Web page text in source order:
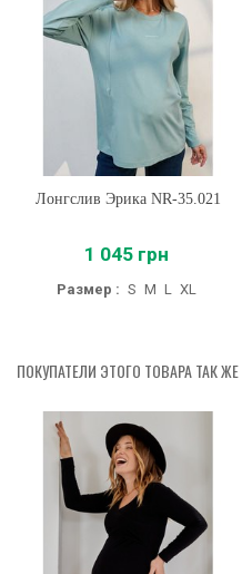
Лонгслив Эрика NR-35.021
1 045 грн
Размер : S M L XL
ПОКУПАТЕЛИ ЭТОГО ТОВАРА ТАК